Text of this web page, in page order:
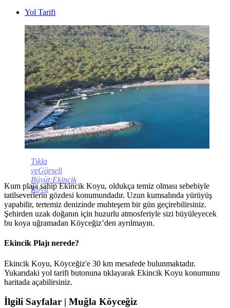
Yol Tarifi
Tıkla
veGörseli
Büyüt:Ekincik
Koyu
Kum plaja sahip Ekincik Koyu, oldukça temiz olması sebebiyle
tatilseverlerin gözdesi konumundadır. Uzun kumsalında yürüyüş
yapabilir, tertemiz denizinde muhteşem bir gün geçirebilirsiniz.
Şehirden uzak doğanın için huzurlu atmosferiyle sizi büyüleyecek
bu koya uğramadan Köyceğiz’den ayrılmayın.
Ekincik Plajı nerede?
Ekincik Koyu, Köyceğiz'e 30 km mesafede bulunmaktadır.
Yukarıdaki yol tarifi butonuna tıklayarak Ekincik Koyu konumunu
haritada açabilirsiniz.
İlgili Sayfalar | Muğla Köyceğiz